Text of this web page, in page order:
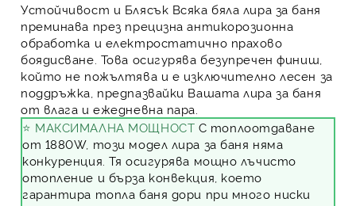
Устойчивост и Блясък Всяка бяла лира за баня
преминава през прецизна антикорозионна
обработка и електростатично прахово
боядисване. Това осигурява безупречен финиш,
който не пожълтява и е изключително лесен за
поддръжка, предпазвайки Вашата лира за баня
от влага и ежедневна пара.
⭐ МАКСИМАЛНА МОЩНОСТ С топлоотдаване
от 1880W, този модел лира за баня няма
конкуренция. Тя осигурява мощно лъчисто
отопление и бърза конвекция, което
гарантира топла баня дори при много ниски